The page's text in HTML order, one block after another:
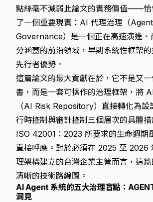
點絲毫不減弱此論文的實務價值——恰
了一個重要現實：AI 代理治理（
Governance）是一個正在高速演進、
分涵蓋的前沿領域，早期系統性框架
先行者優勢。
這篇論文的最大貢獻在於，它不是又
書，而是一套可操作的治理框架，將
（AI Risk Repository）直接轉化為設
行時控制與審計控制三個層次的具體
ISO 42001：2023 所要求的生命週期
直接呼應。對於必須在 2025 至 2026
理架構建立的台灣企業主管而言，這
清晰的技術路線圖。
AI Agent 系統的五大治理盲點：
洞見